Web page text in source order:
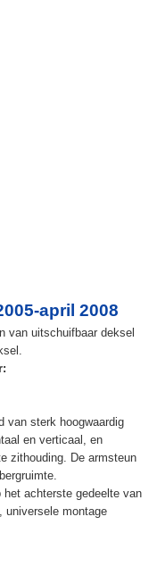
april 2008
van uitschuifbaar deksel
van sterk hoogwaardig
en verticaal, en
zithouding. De armsteun
het achterste gedeelte van
universele montage